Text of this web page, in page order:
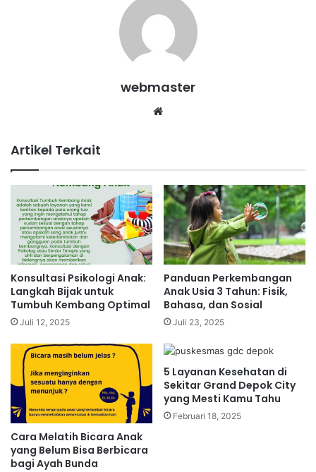
webmaster
Artikel Terkait
Konsultasi Psikologi Anak:
Langkah Bijak untuk
Tumbuh Kembang Optimal
Juli 12, 2025
Panduan Perkembangan
Anak Usia 3 Tahun: Fisik,
Bahasa, dan Sosial
Juli 23, 2025
Cara Melatih Bicara Anak
yang Belum Bisa Berbicara
bagi Ayah Bunda
5 Layanan Kesehatan di
Sekitar Grand Depok City
yang Mesti Kamu Tahu
Februari 18, 2025